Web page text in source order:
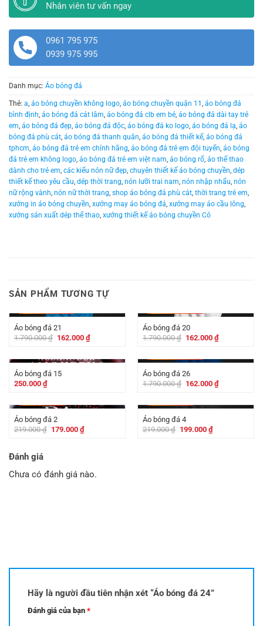
Nhân viên tư vấn ngay
0961 795 975
0939 975 995
Danh mục: Áo bóng đá
Thẻ: a, áo bóng chuyền không logo, áo bóng chuyền quận 11 , áo bóng đá
bình định, áo bóng đá cát lâm, áo bóng đá clb em bé, áo bóng đá dài tay trẻ
em, áo bóng đá đẹp, áo bóng đá độc, áo bóng đá ko logo, áo bóng đá lạ, áo
bóng đá phù cát, áo bóng đá thanh quân, áo bóng đá thiết kế, áo bóng đá
tphcm, áo bóng đá trẻ em chính hãng, áo bóng đá trẻ ẹm đội tuyển, áo bóng
đá trẻ em không logo, áo bóng đá trẻ em việt nam, áo bóng rổ, áo thể thao
dành cho trẻ em, các kiểu nón nữ đẹp, chuyên thiết kế áo bóng chuyền, dép
thiết kế theo yêu cầu, dép thời trang, nón lưỡi trai nam, nón nhập nhẩu, nón
nữ rộng vành, nón nữ thời trang, shop áo bóng đá phù cát, thời trang trẻ em,
xưởng in áo bóng chuyền, xưởng may áo bóng đá, xưởng may áo cầu lông,
xưởng sản xuất dép thể thao, xưởng thiết kế áo bóng chuyền Có
SẢN PHẨM TƯƠNG TỰ
Áo bóng đá 21
1.790.000₫ Giá
1.790.000 ₫.
162.000 ₫Giá
hiện
là:
162.000 ₫.
Áo bóng đá 20
1.790.000₫ Giá
1.790.000 ₫.
162.000 ₫Giá
hiện
là:
162.000 ₫.
Áo bóng đá 15
250.000 ₫
Áo bóng đá 26
1.790.000₫ Giá
1.790.000 ₫.
162.000 ₫Giá
hiện
là:
162.000 ₫.
Áo bóng đá 2
219.000₫ Giá
179.000 ₫Giá
hiện
Áo bóng đá 4
219.000₫ Giá
199.000 ₫Giá
hiện
Đánh giá
Chưa có đánh giá nào.
Hãy là người đầu tiên nhận xét “Áo bóng đá 24”
Đánh giá của bạn *